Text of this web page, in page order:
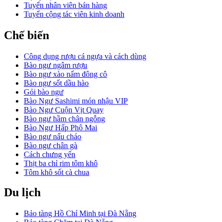
Tuyển nhân viên bán hàng
Tuyển cộng tác viên kinh doanh
Chế biến
Công dụng rượu cá ngựa và cách dùng
Bào ngư ngâm rượu
Bào ngư xào nấm đông cô
Bào ngư sốt dầu hào
Gỏi bào ngư
Bào Ngư Sashimi món nhậu VIP
Bào Ngư Cuộn Vịt Quay
Bào ngư hầm chân ngỗng
Bào Ngư Hấp Phô Mai
Bào ngư nấu cháo
Bào ngư chân gà
Cách chưng yến
Thịt ba chỉ rim tôm khô
Tôm khô sốt cà chua
Bí đỏ xào tôm khô
Đậu que xào tôm khô
Bánh bèo tôm khô thịt xay
Bún riêu tôm khô
Du lịch
Bảo tàng Hồ Chí Minh tại Đà Nẵng